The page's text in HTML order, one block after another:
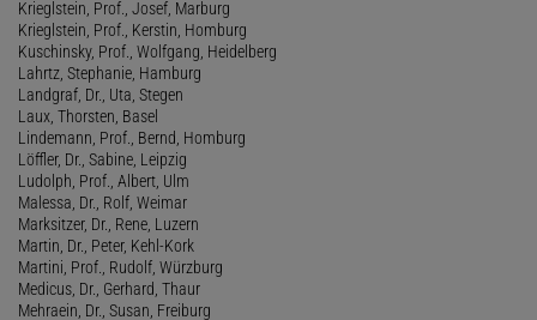
Krieglstein, Prof., Josef, Marburg
Krieglstein, Prof., Kerstin, Homburg
Kuschinsky, Prof., Wolfgang, Heidelberg
Lahrtz, Stephanie, Hamburg
Landgraf, Dr., Uta, Stegen
Laux, Thorsten, Basel
Lindemann, Prof., Bernd, Homburg
Löffler, Dr., Sabine, Leipzig
Ludolph, Prof., Albert, Ulm
Malessa, Dr., Rolf, Weimar
Marksitzer, Dr., Rene, Luzern
Martin, Dr., Peter, Kehl-Kork
Martini, Prof., Rudolf, Würzburg
Medicus, Dr., Gerhard, Thaur
Mehraein, Dr., Susan, Freiburg